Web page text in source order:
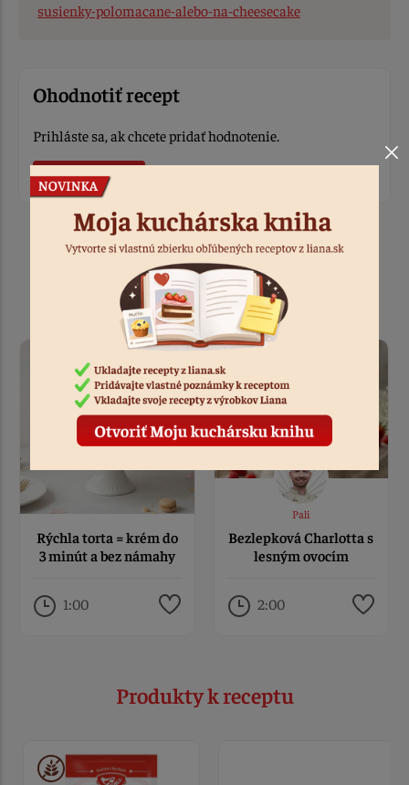
susienky-polomacane-alebo-na-cheesecake
Ohodnotiť recept
Prihláste sa, ak chcete pridať hodnotenie.
Prihlásiť sa
Podobné recepty
Rýchla torta = krém do
3 minút a bez námahy
1:00
Pali
Bezlepková Charlotta s
lesným ovocím
2:00
Produkty k receptu